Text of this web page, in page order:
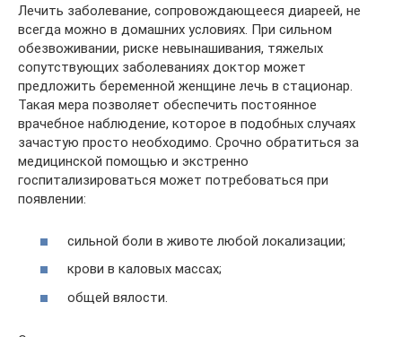
Лечить заболевание, сопровождающееся диареей, не
всегда можно в домашних условиях. При сильном
обезвоживании, риске невынашивания, тяжелых
сопутствующих заболеваниях доктор может
предложить беременной женщине лечь в стационар.
Такая мера позволяет обеспечить постоянное
врачебное наблюдение, которое в подобных случаях
зачастую просто необходимо. Срочно обратиться за
медицинской помощью и экстренно
госпитализироваться может потребоваться при
появлении:
сильной боли в животе любой локализации;
крови в каловых массах;
общей вялости.